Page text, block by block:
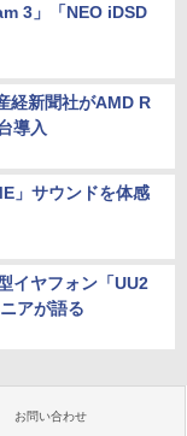
3」「NEO iDSD
経新聞社がAMD R
導入
」サウンドを体感
イヤフォン「UU2
アが語る
お問い合わせ